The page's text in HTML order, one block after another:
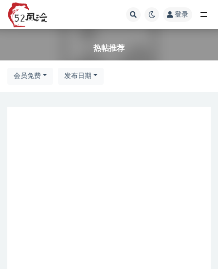
登录
热帖推荐
会员免费 发布日期